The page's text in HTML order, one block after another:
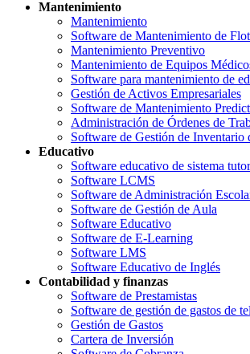
Mantenimiento
Mantenimiento
Software de Mantenimiento de
Mantenimiento Preventivo
Mantenimiento de Equipos
Software para mantenimiento de
Gestión de Activos Empresariales
Software de Mantenimiento
Administración de Órdenes de
Software de Gestión de Inventario
Educativo
Software educativo de sistema
Software LCMS
Software de Administración
Software de Gestión de Aula
Software Educativo
Software de E-Learning
Software LMS
Software Educativo de Inglés
Contabilidad y finanzas
Software de Prestamistas
Software de gestión de gastos de
Gestión de Gastos
Cartera de Inversión